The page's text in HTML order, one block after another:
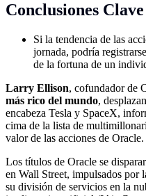
Conclusiones Clave
Si la tendencia de las
jornada, podría
de la fortuna de un
Larry Ellison, cofundador de
más rico del mundo,
encabeza Tesla y SpaceX,
cima de la lista de
valor de las acciones de Oracle.
Los títulos de Oracle se
en Wall Street, impulsados por
su división de servicios en la